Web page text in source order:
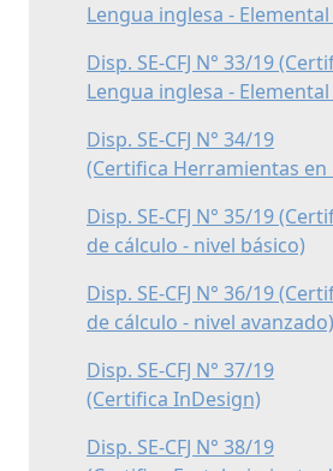
Lengua inglesa - Elemental
Disp. SE-CFJ N° 33/19
Lengua inglesa - Elemental
Disp. SE-CFJ N° 34/19
(Certifica Herramientas en
Disp. SE-CFJ N° 35/19
de cálculo - nivel básico)
Disp. SE-CFJ N° 36/19
de cálculo - nivel avanzado)
Disp. SE-CFJ N° 37/19
(Certifica InDesign)
Disp. SE-CFJ N° 38/19